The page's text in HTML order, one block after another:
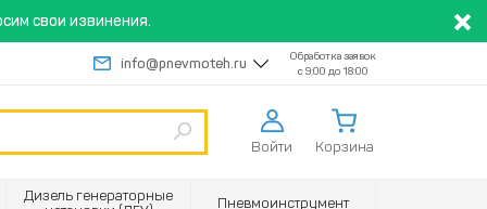
свои извинения.
info@pnevmoteh.ru
Обработка заявок
с 9:00 до 18:00
Войти Корзина
Дизель генераторные
Пневмоинструмент